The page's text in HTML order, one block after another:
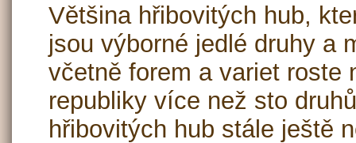
Většina hřibovitých hub,
jsou výborné jedlé druhy a
včetně forem a variet roste
republiky více než sto
hřibovitých hub stále ještě